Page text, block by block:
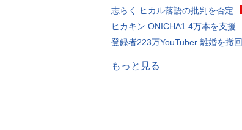
志らく ヒカル落語の批判を否定
ヒカキン ONICHA1.4万本を支援
登録者223万YouTuber 離婚を撤回
もっと見る